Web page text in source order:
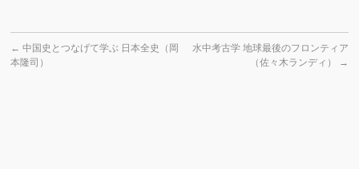
← 中国史とつなげて学ぶ 日本全史（岡
本隆司）
水中考古学 地球最後のフロンティア
（佐々木ランディ）
→